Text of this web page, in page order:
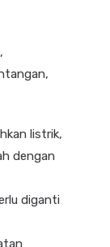
listrik,
dengan
diganti